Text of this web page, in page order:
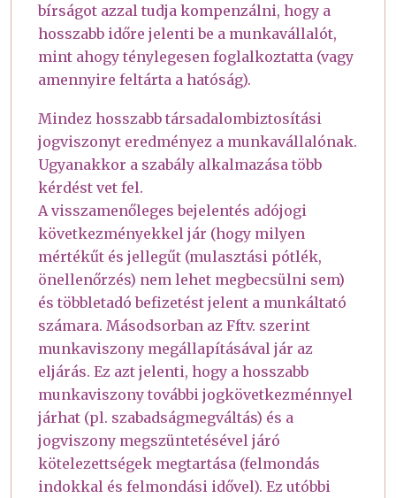
bírságot azzal tudja kompenzálni, hogy a
hosszabb időre jelenti be a munkavállalót,
mint ahogy ténylegesen foglalkoztatta (vagy
amennyire feltárta a hatóság).
Mindez hosszabb társadalombiztosítási
jogviszonyt eredményez a munkavállalónak.
Ugyanakkor a szabály alkalmazása több
kérdést vet fel.
A visszamenőleges bejelentés adójogi
következményekkel jár (hogy milyen
mértékűt és jellegűt (mulasztási pótlék,
önellenőrzés) nem lehet megbecsülni sem)
és többletadó befizetést jelent a munkáltató
számara. Másodsorban az Fftv. szerint
munkaviszony megállapításával jár az
eljárás. Ez azt jelenti, hogy a hosszabb
munkaviszony további jogkövetkezménnyel
járhat (pl. szabadságmegváltás) és a
jogviszony megszüntetésével járó
kötelezettségek megtartása (felmondás
indokkal és felmondási idővel). Ez utóbbi